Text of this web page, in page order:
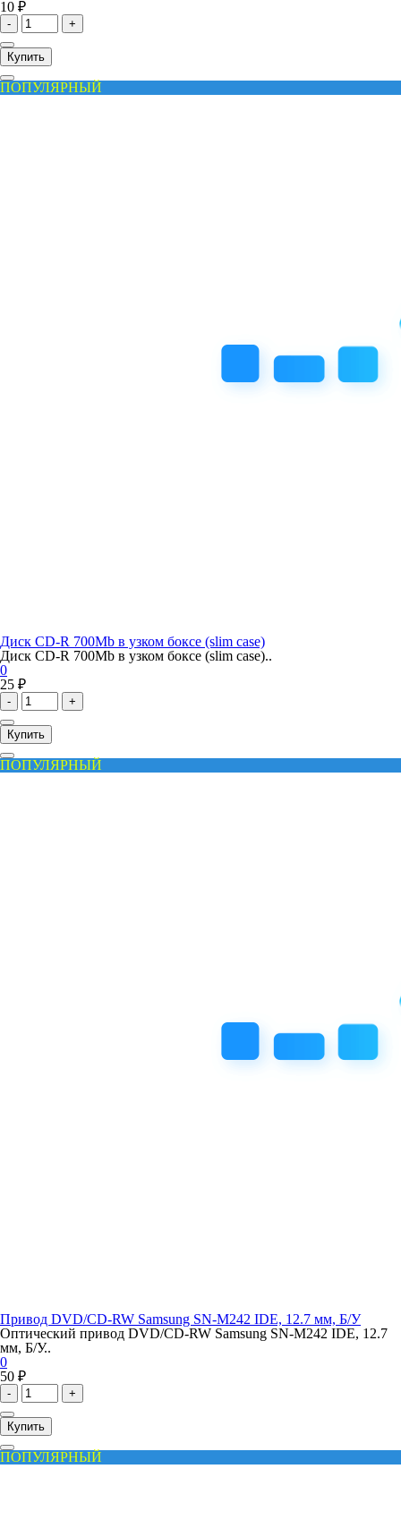
10 ₽
- +
Купить
ПОПУЛЯРНЫЙ
Диск CD-R 700Mb в узком боксе (slim case)
Диск CD-R 700Mb в узком боксе (slim case)..
0
25 ₽
- +
Купить
ПОПУЛЯРНЫЙ
Привод DVD/CD-RW Samsung SN-M242 IDE, 12.7 мм, Б/У
Оптический привод DVD/CD-RW Samsung SN-M242 IDE, 12.7
мм, Б/У..
0
50 ₽
- +
Купить
ПОПУЛЯРНЫЙ